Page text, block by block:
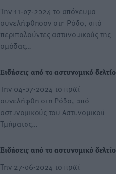
Την 11-07-2024 το απόγευμα
συνελήφθησαν στη Ρόδο, από
περιπολούντες αστυνομικούς της
ομάδας…
Ειδήσεις από το αστυνομικό δελτίο
Την 04-07-2024 το πρωί
συνελήφθη στη Ρόδο, από
αστυνομικούς του Αστυνομικού
Τμήματος…
Ειδήσεις από το αστυνομικό δελτίο
Την 27-06-2024 το πρωί